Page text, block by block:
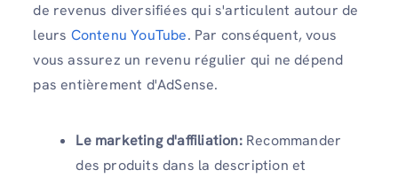
de revenus diversifiées qui s'articulent autour de
leurs Contenu YouTube. Par conséquent, vous
vous assurez un revenu régulier qui ne dépend
pas entièrement d'AdSense.
Le marketing d'affiliation:Recommander
des produits dans la description et